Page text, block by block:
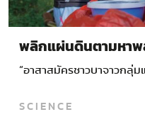
พลิกแผ่นดินตามหาพ
“อาสาสมัครชาวบาจาวกลุ่ม
SCIENCE